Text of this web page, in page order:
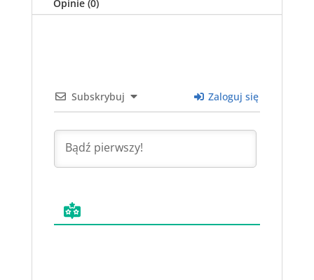
Opinie (0)
Subskrybuj Zaloguj się